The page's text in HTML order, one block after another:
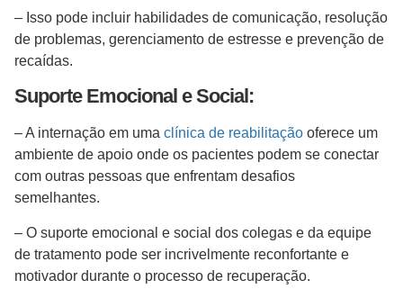
– Isso pode incluir habilidades de comunicação, resolução
de problemas, gerenciamento de estresse e prevenção de
recaídas.
Suporte Emocional e Social:
– A internação em uma clínica de reabilitação oferece um
ambiente de apoio onde os pacientes podem se conectar
com outras pessoas que enfrentam desafios
semelhantes.
– O suporte emocional e social dos colegas e da equipe
de tratamento pode ser incrivelmente reconfortante e
motivador durante o processo de recuperação.